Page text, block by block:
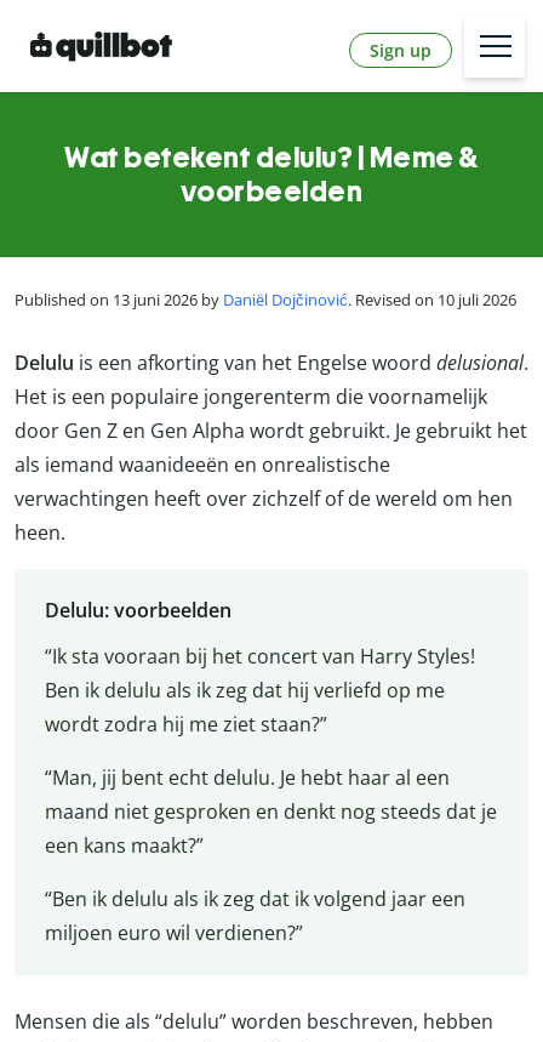
Sign up
Wat betekent delulu? | Meme &
voorbeelden
Published on 13 juni 2026 by Daniël Dojčinović. Revised on 10 juli 2026
Delulu is een afkorting van het Engelse woord delusional.
Het is een populaire jongerenterm die voornamelijk
door Gen Z en Gen Alpha wordt gebruikt. Je gebruikt het
als iemand waanideeën en onrealistische
verwachtingen heeft over zichzelf of de wereld om hen
heen.
Delulu: voorbeelden
“Ik sta vooraan bij het concert van Harry Styles!
Ben ik delulu als ik zeg dat hij verliefd op me
wordt zodra hij me ziet staan?”
“Man, jij bent echt delulu. Je hebt haar al een
maand niet gesproken en denkt nog steeds dat je
een kans maakt?”
“Ben ik delulu als ik zeg dat ik volgend jaar een
miljoen euro wil verdienen?”
Mensen die als “delulu” worden beschreven, hebben